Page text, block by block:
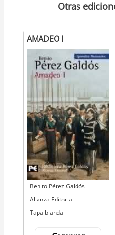
Otras
AMADEO I
Autor
Benito Pérez Galdós
Editorial
Alianza Editorial
Tapa blanda